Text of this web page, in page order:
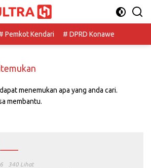
Pemkot Kendari # DPRD Konawe
menemukan apa yang anda cari.
membantu.
340 Lihat